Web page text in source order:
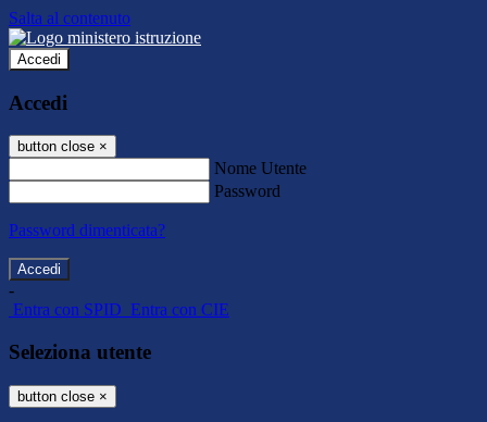
Salta al contenuto
Accedi
Accedi
button close ×
Nome Utente
Password
Password dimenticata?
-
Entra con SPID Entra con CIE
Seleziona utente
button close ×